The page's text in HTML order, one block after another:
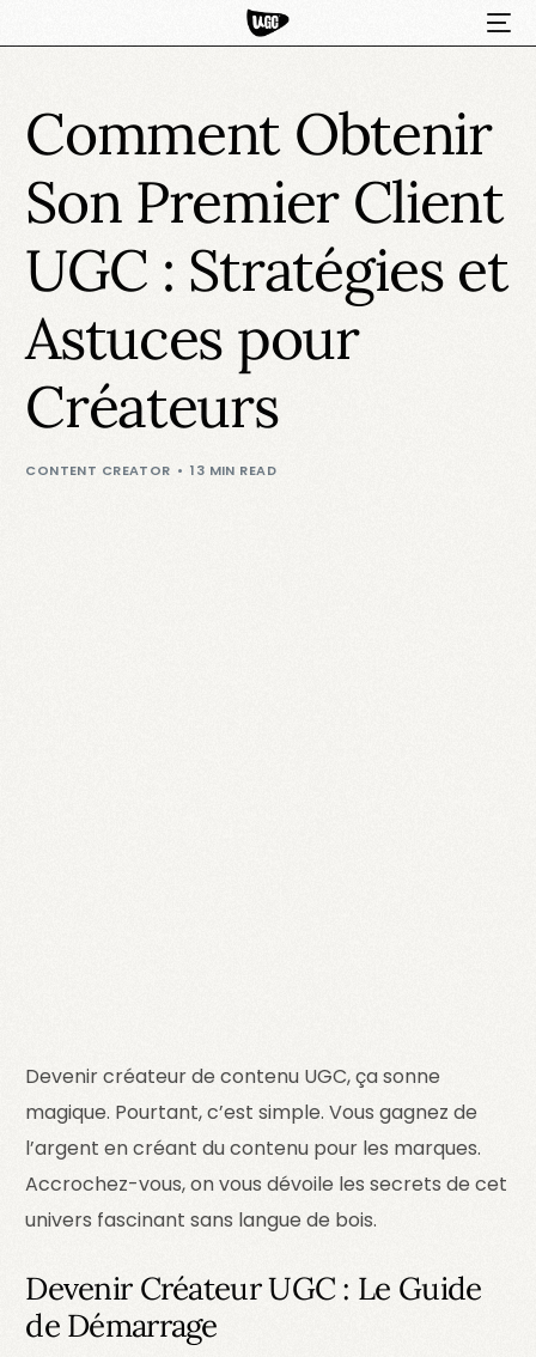
Comment Obtenir
Son Premier Client
UGC : Stratégies et
Astuces pour
Créateurs
CONTENT CREATOR 13 MIN READ
Devenir créateur de contenu UGC, ça sonne
magique. Pourtant, c’est simple. Vous gagnez de
l’argent en créant du contenu pour les marques.
Accrochez-vous, on vous dévoile les secrets de cet
univers fascinant sans langue de bois.
Devenir Créateur UGC : Le Guide
de Démarrage
HOT